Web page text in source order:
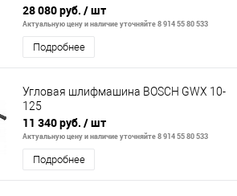
230мм,2600Вт,DES,с.щ,вы. 0,б/к,5.9к
28 080 руб. / шт
Актуальную цену и наличие уточняйте 8 914 55 80 533
Подробнее
Угловая шлифмашина BOSCH GWX 10-
125
11 340 руб. / шт
Актуальную цену и наличие уточняйте 8 914 55 80 533
Подробнее